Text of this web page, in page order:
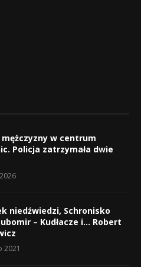
mężczyzny w centrum
Policja zatrzymała dwie
niedźwiedzi, Schronisko
– Kudłacze i… Robert
2021